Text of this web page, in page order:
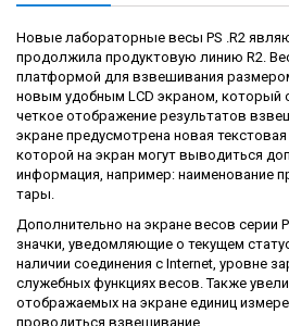
Новые лабораторные весы PS .R2
продолжила продуктовую линию R2.
платформой для взвешивания
новым удобным LCD экраном, который
четкое отображение результатов
экране предусмотрена новая
которой на экран могут выводиться
информация, например: наименование
тары.
Дополнительно на экране весов серии
значки, уведомляющие о текущем
наличии соединения с Internet, уровне
служебных функциях весов. Также
отображаемых на экране единиц
проводиться взвешивание.